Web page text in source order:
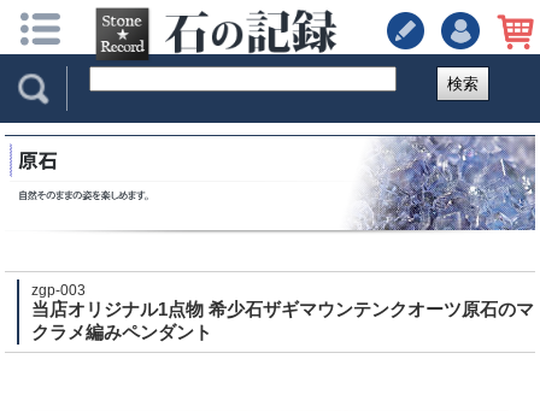
検索
zgp-003
当店オリジナル1点物 希少石ザギマウンテンクオーツ原石のマ
クラメ編みペンダント